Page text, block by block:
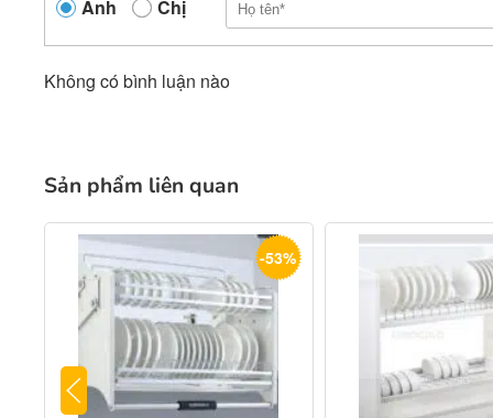
Anh Chị
Không có bình luận nào
Sản phẩm liên quan
-53%